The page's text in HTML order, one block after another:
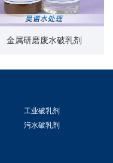
金属研磨废水破乳剂
工业破乳剂
污水破乳剂